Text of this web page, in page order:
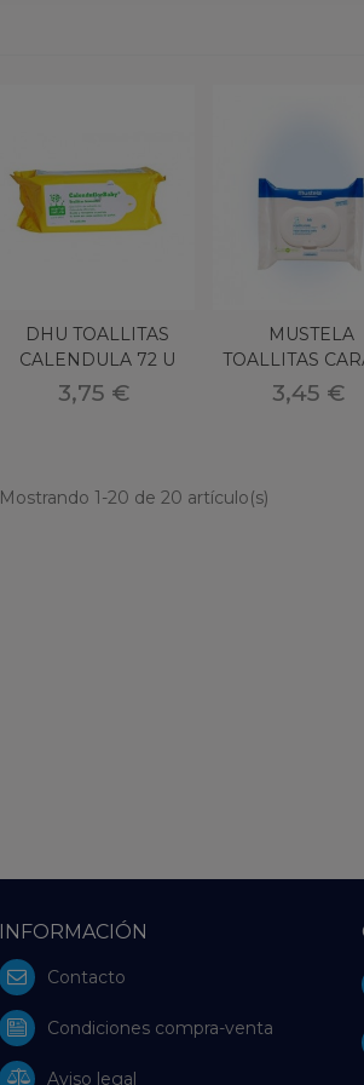
SOBRES
29,95 €
DHU TOALLITAS
CALENDULA 72 U
BABY
3,75 €
MUSTELA
TOALLITAS
U 3,45 €
Mostrando 1-20 de 20 artículo(s)
INFORMACIÓN
Contacto
Condiciones compra-venta
Aviso legal